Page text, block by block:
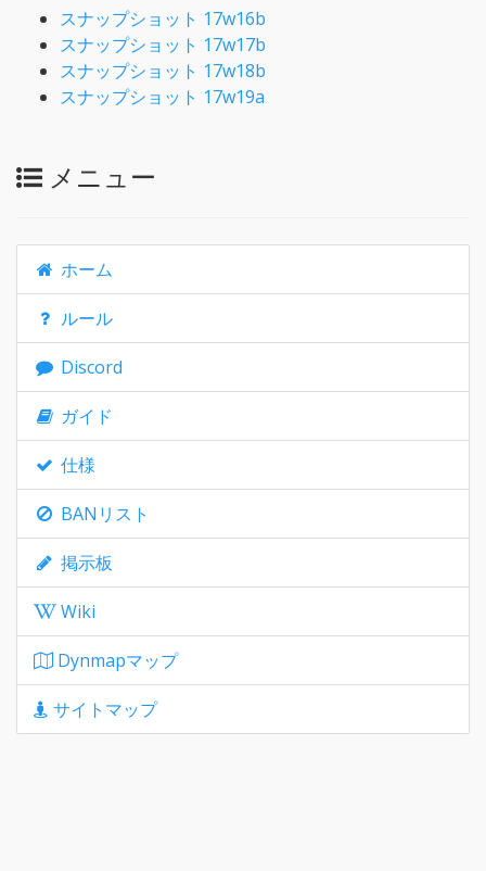
スナップショット 17w16b
スナップショット 17w17b
スナップショット 17w18b
スナップショット 17w19a
メニュー
ホーム
ルール
Discord
ガイド
仕様
BANリスト
掲示板
Wiki
Dynmapマップ
サイトマップ